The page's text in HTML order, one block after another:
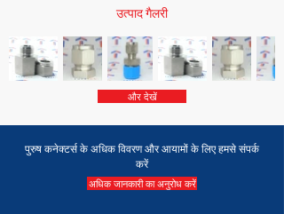
उत्पाद गैलरी
और देखें
पुरुष कनेक्टर्स के अधिक विवरण और आयामों के लिए हमसे संपर्क
करें
अधिक जानकारी का अनुरोध करें